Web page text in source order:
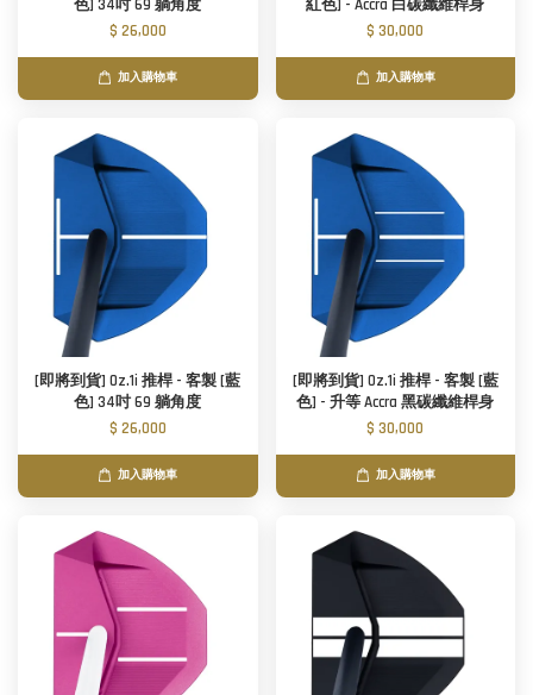
色] 34吋 69 躺角度
$ 26,000
加入購物車
紅色] - Accra 白碳纖維桿身
$ 30,000
加入購物車
[即將到貨] Oz.1i 推桿 - 客製 [藍
色] 34吋 69 躺角度
$ 26,000
加入購物車
[即將到貨] Oz.1i 推桿 - 客製 [藍
色] - 升等 Accra 黑碳纖維桿身
$ 30,000
加入購物車